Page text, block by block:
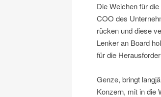
Die Weichen für
COO des
rücken und diese
Lenker an Board
für die
Genze, bringt
Konzern, mit in die